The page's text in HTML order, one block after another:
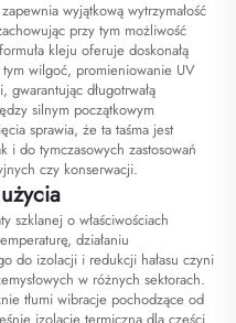
wyjątkową wytrzymałość
przy tym możliwość
kleju oferuje doskonałą
wilgoć, promieniowanie UV
długotrwałą
silnym początkowym
sprawia, że ta taśma jest
i do tymczasowych zastosowań
czy konserwacji.
szklanej o właściwościach
działaniu
do izolacji i redukcji hałasu czyni
w różnych sektorach.
tłumi wibracje pochodzące od
izolację termiczną dla części